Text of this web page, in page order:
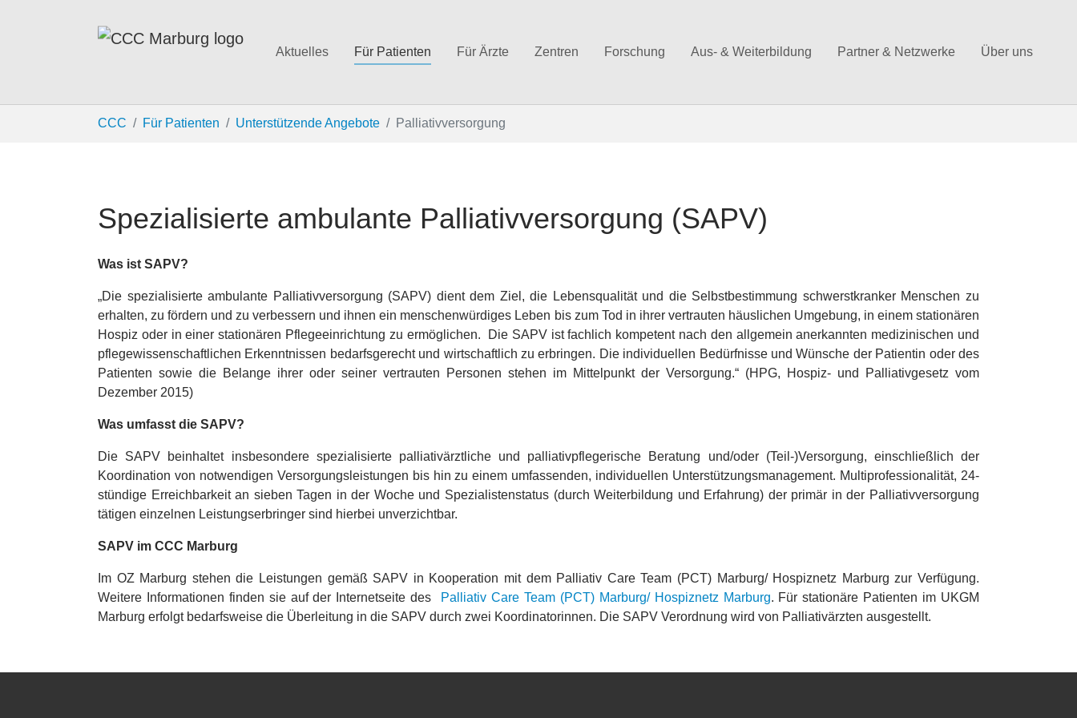
Aktuelles Für Patienten Für Ärzte Zentren Forschung Aus- & Weiterbildung Partner & Netzwerke Über uns
CCC Für Patienten Unterstützende Angebote Palliativversorgung
Spezialisierte ambulante Palliativversorgung (SAPV)
Was ist SAPV?
„Die spezialisierte ambulante Palliativversorgung (SAPV) dient dem Ziel, die Lebensqualität und die Selbstbestimmung schwerstkranker Menschen zu
erhalten, zu fördern und zu verbessern und ihnen ein menschenwürdiges Leben bis zum Tod in ihrer vertrauten häuslichen Umgebung, in einem stationären
Hospiz oder in einer stationären Pflegeeinrichtung zu ermöglichen. Die SAPV ist fachlich kompetent nach den allgemein anerkannten medizinischen und
pflegewissenschaftlichen Erkenntnissen bedarfsgerecht und wirtschaftlich zu erbringen. Die individuellen Bedürfnisse und Wünsche der Patientin oder des
Patienten sowie die Belange ihrer oder seiner vertrauten Personen stehen im Mittelpunkt der Versorgung.“ (HPG, Hospiz- und Palliativgesetz vom
Dezember 2015)
Was umfasst die SAPV?
Die SAPV beinhaltet insbesondere spezialisierte palliativärztliche und palliativpflegerische Beratung und/oder (Teil-)Versorgung, einschließlich der
Koordination von notwendigen Versorgungsleistungen bis hin zu einem umfassenden, individuellen Unterstützungsmanagement. Multiprofessionalität, 24-
stündige Erreichbarkeit an sieben Tagen in der Woche und Spezialistenstatus (durch Weiterbildung und Erfahrung) der primär in der Palliativversorgung
tätigen einzelnen Leistungserbringer sind hierbei unverzichtbar.
SAPV im CCC Marburg
Im OZ Marburg stehen die Leistungen gemäß SAPV in Kooperation mit dem Palliativ Care Team (PCT) Marburg/ Hospiznetz Marburg zur Verfügung.
Weitere Informationen finden sie auf der Internetseite des
Palliativ Care Team (PCT) Marburg/ Hospiznetz Marburg. Für stationäre Patienten im UKGM
Marburg erfolgt bedarfsweise die Überleitung in die SAPV durch zwei Koordinatorinnen. Die SAPV Verordnung wird von Palliativärzten ausgestellt.